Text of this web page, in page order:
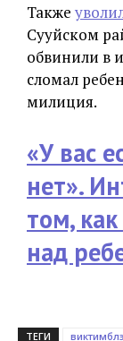
Также
Сууйском
обвинили в
сломал
милиция.
«У вас
нет».
том,
над
ТЕГИ